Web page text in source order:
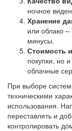
ночное
Хранение
или облако
минусы.
Стоимость
покупки, но
облачные
При выборе
техническими
использования.
переставлять и
контролировать